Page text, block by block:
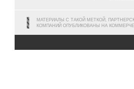
МАТЕРИАЛЫ С ТАКОЙ МЕТКОЙ,
КОМПАНИЙ ОПУБЛИКОВАНЫ НА